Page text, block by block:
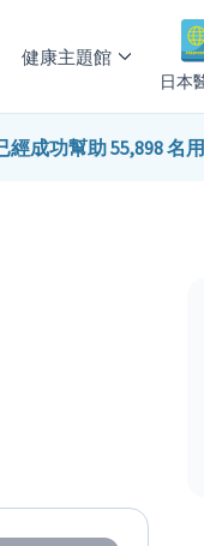
健康主題館
日本
經成功幫助 55,898 名